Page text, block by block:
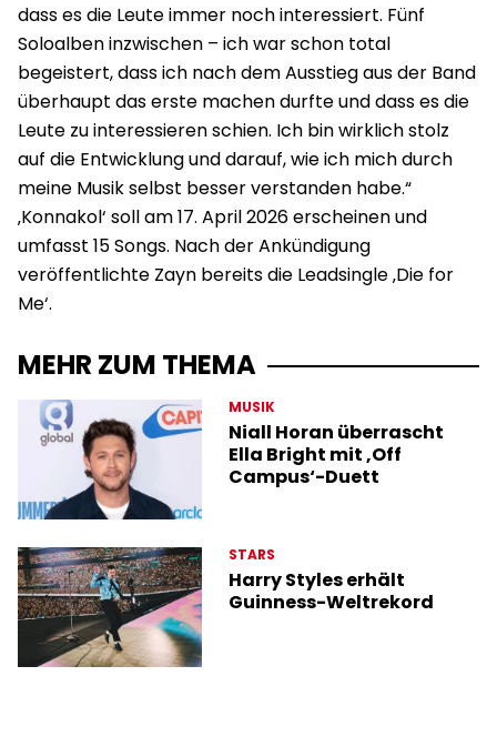
dass es die Leute immer noch interessiert. Fünf
Soloalben inzwischen – ich war schon total
begeistert, dass ich nach dem Ausstieg aus der Band
überhaupt das erste machen durfte und dass es die
Leute zu interessieren schien. Ich bin wirklich stolz
auf die Entwicklung und darauf, wie ich mich durch
meine Musik selbst besser verstanden habe.“
‚Konnakol‘ soll am 17. April 2026 erscheinen und
umfasst 15 Songs. Nach der Ankündigung
veröffentlichte Zayn bereits die Leadsingle ‚Die for
Me‘.
MEHR ZUM THEMA
MUSIK
Niall Horan überrascht
Ella Bright mit ‚Off
Campus‘-Duett
STARS
Harry Styles erhält
Guinness-Weltrekord